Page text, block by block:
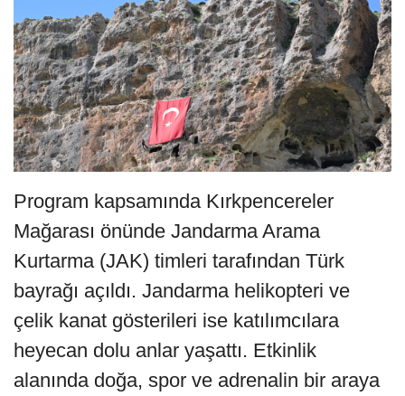
Program kapsamında Kırkpencereler
Mağarası önünde Jandarma Arama
Kurtarma (JAK) timleri tarafından Türk
bayrağı açıldı. Jandarma helikopteri ve
çelik kanat gösterileri ise katılımcılara
heyecan dolu anlar yaşattı. Etkinlik
alanında doğa, spor ve adrenalin bir araya